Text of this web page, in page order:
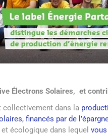
Électrons Solaires, et
collectivement dans la
financés par de
écologique dans lequel